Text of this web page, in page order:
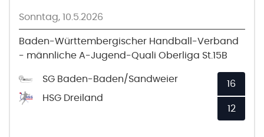
Sonntag, 10.5.2026
Baden-Württembergischer Handball-Verband
- männliche A-Jugend-Quali Oberliga St.15B
SG Baden-Baden/Sandweier
HSG Dreiland
16
12